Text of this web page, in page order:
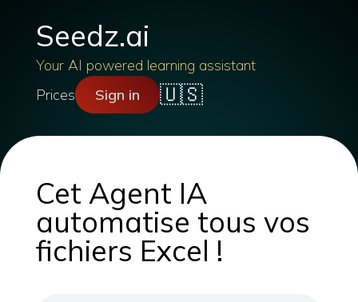
Seedz.ai
Your AI powered learning assistant
Prices
Sign in 🇺🇸
Cet Agent IA
automatise tous vos
fichiers Excel !